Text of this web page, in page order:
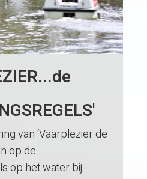
van ‘Vaarplezier de
op de
op het water bij